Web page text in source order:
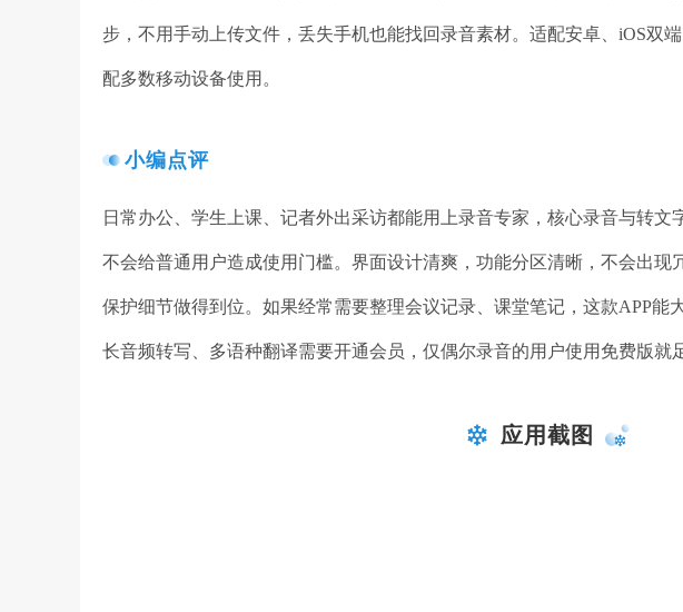
步，不用手动上传文件，丢失手机也能找回录音素材。适配安卓、iOS双
配多数移动设备使用。
小编点评
日常办公、学生上课、记者外出采访都能用上录音专家，核心录音与转文
不会给普通用户造成使用门槛。界面设计清爽，功能分区清晰，不会出现
保护细节做得到位。如果经常需要整理会议记录、课堂笔记，这款APP能
长音频转写、多语种翻译需要开通会员，仅偶尔录音的用户使用免费版就
应用截图